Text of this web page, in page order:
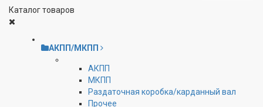
Каталог товаров
АКПП/МКПП
АКПП
МКПП
Раздаточная коробка/карданный вал
Прочее